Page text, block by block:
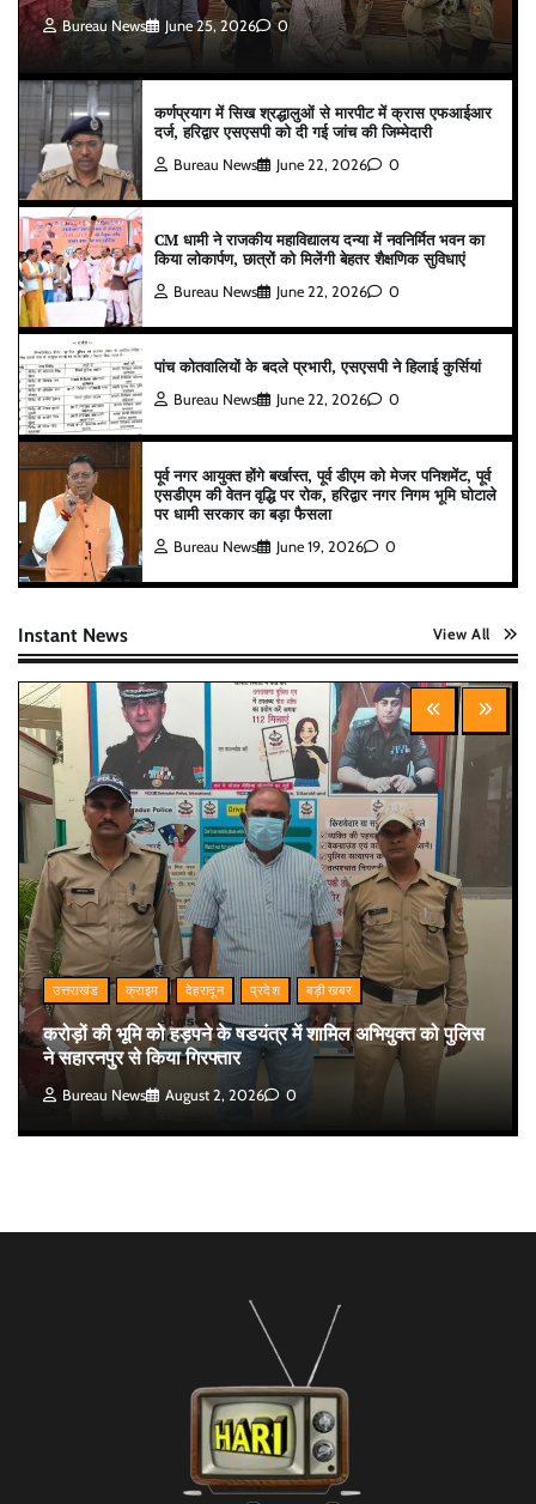
Bureau News June 25, 2026 0
कर्णप्रयाग में सिख श्रद्धालुओं से मारपीट में क्रास एफआईआर
दर्ज, हरिद्वार एसएसपी को दी गई जांच की जिम्मेदारी
Bureau News June 22, 2026 0
CM धामी ने राजकीय महाविद्यालय दन्या में नवनिर्मित भवन का
किया लोकार्पण, छात्रों को मिलेंगी बेहतर शैक्षणिक सुविधाएं
Bureau News June 22, 2026 0
पांच कोतवालियों के बदले प्रभारी, एसएसपी ने हिलाई कुर्सियां
Bureau News June 22, 2026 0
पूर्व नगर आयुक्त होंगे बर्खास्त, पूर्व डीएम को मेजर पनिशमेंट, पूर्व
एसडीएम की वेतन वृद्धि पर रोक, हरिद्वार नगर निगम भूमि घोटाले
पर धामी सरकार का बड़ा फैसला
Bureau News June 19, 2026 0
Instant News View All
उत्तराखंड क्राइम देहरादून प्रदेश बड़ी खबर
करोड़ों की भूमि को हड़पने के षडयंत्र में शामिल अभियुक्त को पुलिस
ने सहारनपुर से किया गिरफ्तार
Bureau News August 2, 2026 0